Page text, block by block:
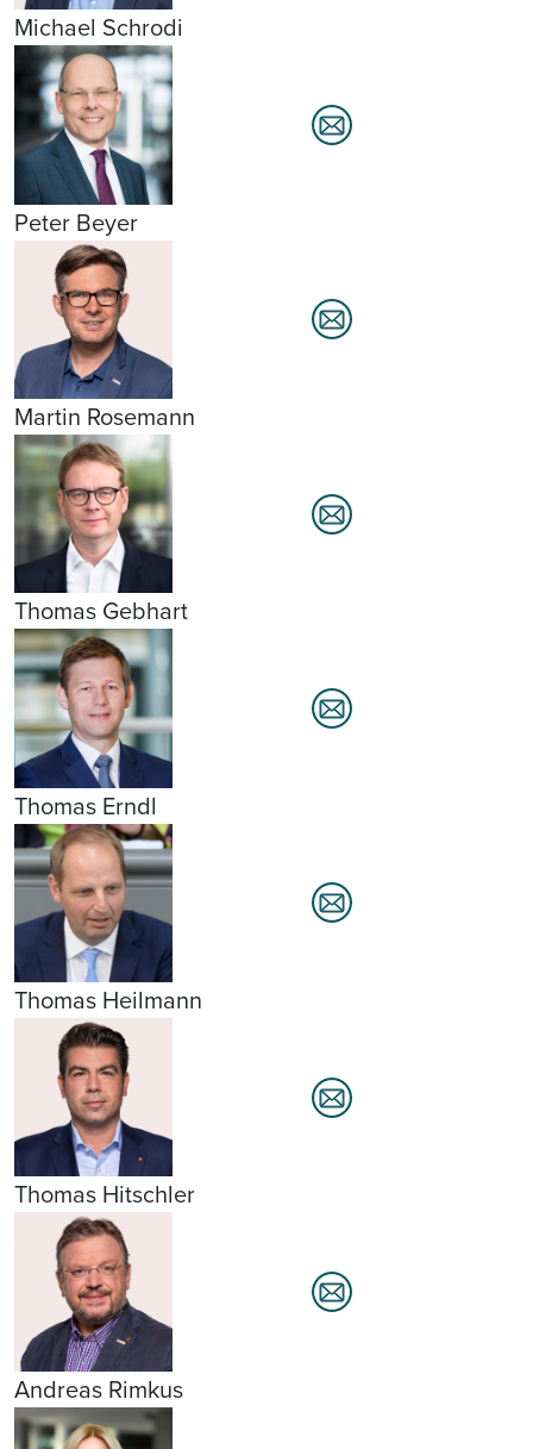
Michael Schrodi
Peter Beyer
Martin Rosemann
Thomas Gebhart
Thomas Erndl
Thomas Heilmann
Thomas Hitschler
Andreas Rimkus